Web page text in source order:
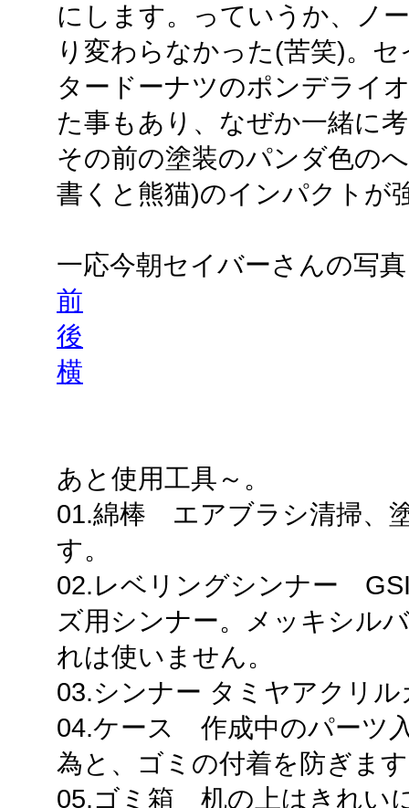
にします。っていうか、ノ
り変わらなかった(苦笑)。
タードーナツのポンデライ
た事もあり、なぜか一緒に
その前の塗装のパンダ色の
書くと熊猫)のインパクトが
一応今朝セイバーさんの写
前
後
横
あと使用工具～。
01.綿棒 エアブラシ清掃、
す。
02.レベリングシンナー
ズ用シンナー。メッキシル
れは使いません。
03.シンナー タミヤアクリ
04.ケース 作成中のパーツ
為と、ゴミの付着を防ぎま
05.ゴミ箱 机の上はきれい